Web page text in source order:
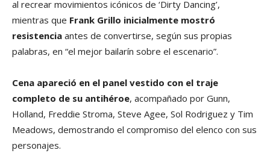
al recrear movimientos icónicos de ‘Dirty Dancing’,
mientras que Frank Grillo inicialmente mostró
resistencia antes de convertirse, según sus propias
palabras, en “el mejor bailarín sobre el escenario”.
Cena apareció en el panel vestido con el traje
completo de su antihéroe, acompañado por Gunn,
Holland, Freddie Stroma, Steve Agee, Sol Rodriguez y Tim
Meadows, demostrando el compromiso del elenco con sus
personajes.